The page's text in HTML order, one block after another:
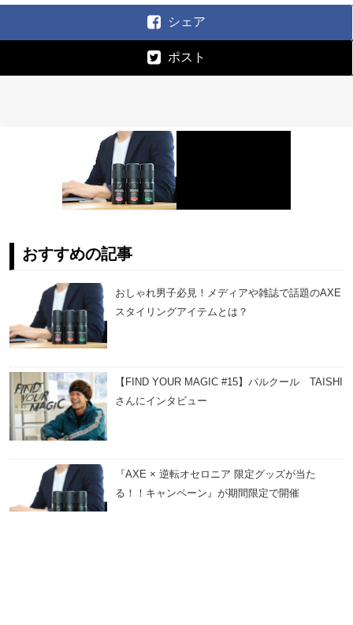
シェア
ポスト
おすすめの記事
おしゃれ男子必見！メディアや雑誌で話題のAXE
スタイリングアイテムとは？
【FIND YOUR MAGIC #15】パルクール TAISHI
さんにインタビュー
『AXE × 逆転オセロニア 限定グッズが当た
る！！キャンペーン』が期間限定で開催